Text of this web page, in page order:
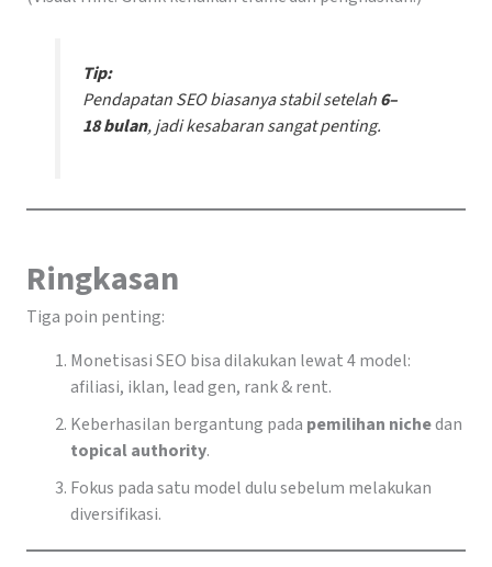
Tip:
Pendapatan SEO biasanya stabil setelah6–
18 bulan, jadi kesabaran sangat penting.
Ringkasan
Tiga poin penting:
Monetisasi SEO bisa dilakukan lewat 4 model:
afiliasi, iklan, lead gen, rank & rent.
Keberhasilan bergantung pada pemilihan nichedan
topical authority.
Fokus pada satu model dulu sebelum melakukan
diversifikasi.